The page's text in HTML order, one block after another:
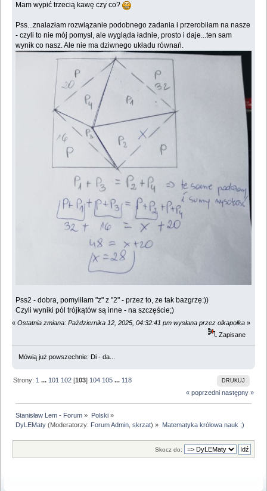
Mam wypić trzecią kawę czy co?
Pss...znalazłam rozwiązanie podobnego zadania i przerobiłam na nasze
- czyli to nie mój pomysł, ale wygląda ładnie, prosto i daje...ten sam
wynik co nasz. Ale nie ma dziwnego układu równań.
Pss2 - dobra, pomyliłam "z" z "2" - przez to, ze tak bazgrzę:))
Czyli wyniki pól trójkątów są inne - na szczęście;)
« Ostatnia zmiana: Października 12, 2025, 04:32:41 pm wysłana przez olkapolka »
Zapisane
Mówią już powszechnie: Di - da...
DRUKUJ
Strony: 1 ... 101 102 [103] 104 105 ... 118
« poprzedni następny »
Stanisław Lem - Forum » Polski»
DyLEMaty (Moderatorzy: Forum Admin ,skrzat) » Matematyka królowa nauk ;)
Skocz do: